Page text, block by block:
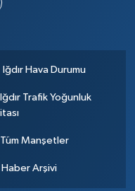
Iğdır Hava Durumu
Iğdır Trafik Yoğunluk
Tüm Manşetler
Haber Arşivi